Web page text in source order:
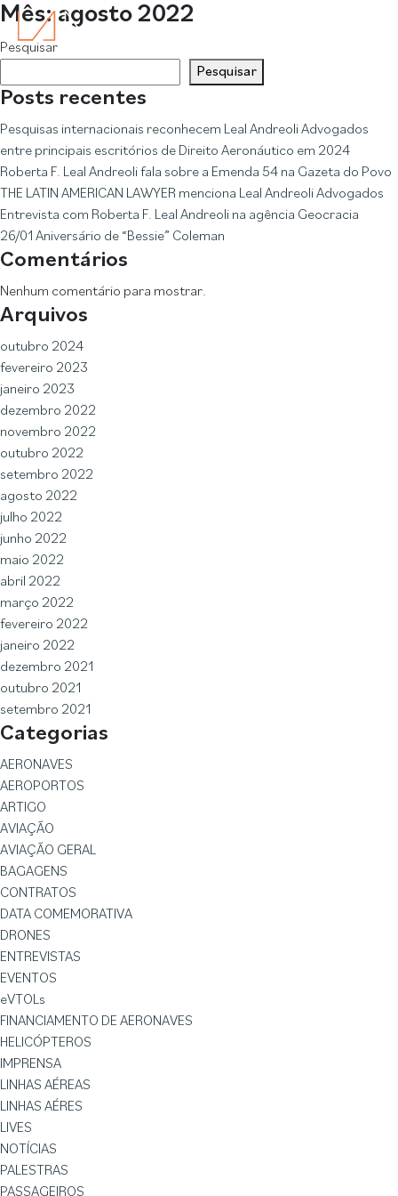
Mês:agosto 2022
Pesquisar
Pesquisar
Posts recentes
Pesquisas internacionais reconhecem Leal Andreoli Advogados
entre principais escritórios de Direito Aeronáutico em 2024
Roberta F. Leal Andreoli fala sobre a Emenda 54 na Gazeta do Povo
THE LATIN AMERICAN LAWYER menciona Leal Andreoli Advogados
Entrevista com Roberta F. Leal Andreoli na agência Geocracia
26/01 Aniversário de “Bessie” Coleman
Comentários
Nenhum comentário para mostrar.
Arquivos
outubro 2024
fevereiro 2023
janeiro 2023
dezembro 2022
novembro 2022
outubro 2022
setembro 2022
agosto 2022
julho 2022
junho 2022
maio 2022
abril 2022
março 2022
fevereiro 2022
janeiro 2022
dezembro 2021
outubro 2021
setembro 2021
Categorias
AERONAVES
AEROPORTOS
ARTIGO
AVIAÇÃO
AVIAÇÃO GERAL
BAGAGENS
CONTRATOS
DATA COMEMORATIVA
DRONES
ENTREVISTAS
EVENTOS
eVTOLs
FINANCIAMENTO DE AERONAVES
HELICÓPTEROS
IMPRENSA
LINHAS AÉREAS
LINHAS AÉRES
LIVES
NOTÍCIAS
PALESTRAS
PASSAGEIROS